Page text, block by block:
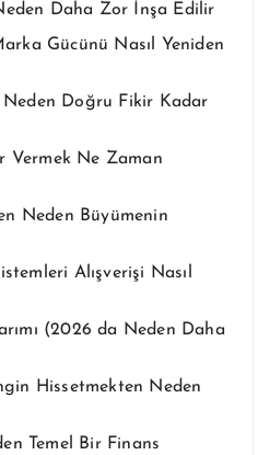
Daha Zor İnşa Edilir
Gücünü Nasıl Yeniden
Neden Doğru Fikir Kadar
Vermek Ne Zaman
Neden Büyümenin
Alışverişi Nasıl
(2026 da Neden Daha
Hissetmekten Neden
Temel Bir Finans